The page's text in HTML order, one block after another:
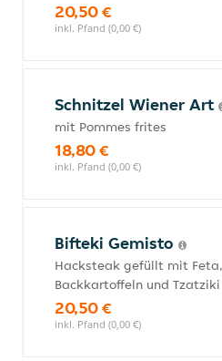
20,50 €
inkl. Pfand (0,00 €)
Schnitzel Wiener Art
mit Pommes frites
18,80 €
inkl. Pfand (0,00 €)
Bifteki Gemisto
Hacksteak gefüllt mit
Backkartoffeln und Tzatziki
20,50 €
inkl. Pfand (0,00 €)